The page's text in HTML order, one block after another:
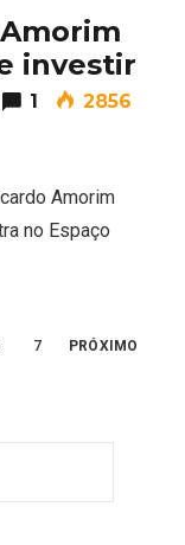
investir
1 2856
Amorim
no Espaço
7 PRÓXIMO